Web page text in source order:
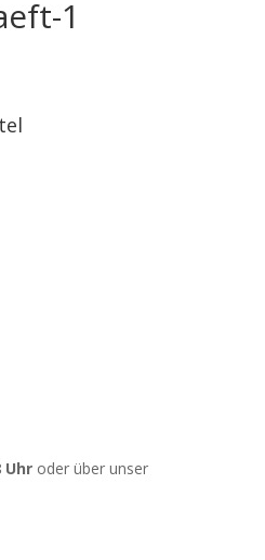
1
Uhroder über unser